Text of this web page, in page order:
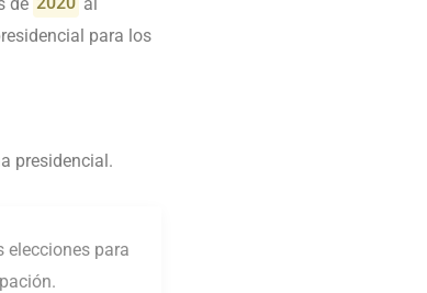
para los
presidencial.
elecciones para